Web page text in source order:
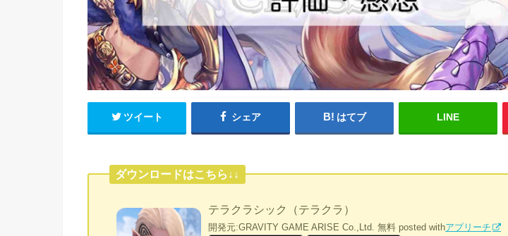
ツイート シェア はてブ LINE
ダウンロードはこちら↓↓
テラクラシック（テラクラ）
開発元:GRAVITY GAME ARISE Co.,Ltd. 無料 posted withアプリーチ